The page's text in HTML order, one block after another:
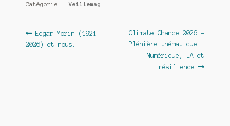
Catégorie :Veillemag
Navigation
de
Article
précédent :
Edgar Morin (1921-
2026) et nous.
Article
suivant :
Climate Chance 2026 –
Plénière thématique :
Numérique, IA et
résilience